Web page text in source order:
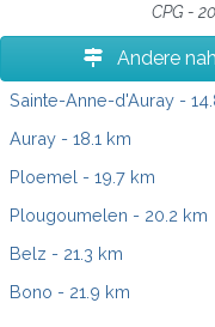
CPG -
Andere
Sainte-Anne-d'Auray -
Auray - 18.1 km
Ploemel - 19.7 km
Plougoumelen - 20.2 km
Belz - 21.3 km
Bono - 21.9 km